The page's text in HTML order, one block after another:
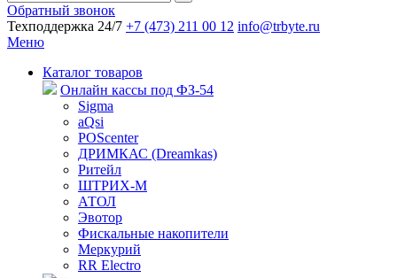
Обратный звонок
Техподдержка 24/7 +7 (473) 211 00 12 info@trbyte.ru
Меню
Каталог товаров
Онлайн кассы под ФЗ-54
Sigma
aQsi
POScenter
ДРИМКАС (Dreamkas)
Ритейл
ШТРИХ-М
АТОЛ
Эвотор
Фискальные накопители
Меркурий
RR Electro